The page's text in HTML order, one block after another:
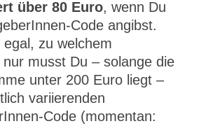
über 80 Euro, wenn Du
Code angibst.
zu welchem
musst Du – solange die
unter 200 Euro liegt –
variierenden
Code (momentan: